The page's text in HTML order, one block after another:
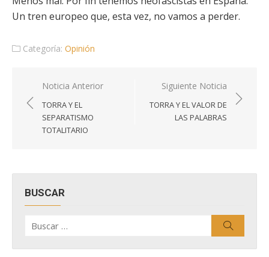
Un tren europeo que, esta vez, no vamos a perder.
Categoría: Opinión
Navegación
de
entradas
Noticia Anterior
TORRA Y EL
SEPARATISMO
TOTALITARIO
Siguiente Noticia
TORRA Y EL VALOR DE
LAS PALABRAS
BUSCAR
por: